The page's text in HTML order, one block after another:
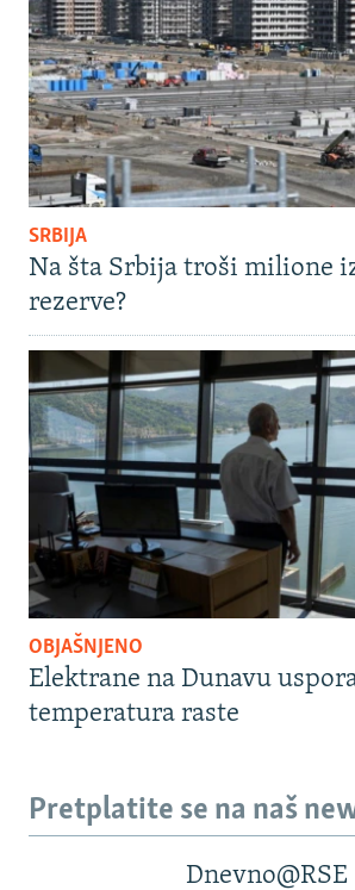
SRBIJA
Na šta Srbija troši milione
rezerve?
OBJAŠNJENO
Elektrane na Dunavu
temperatura raste
Pretplatite se na naš
Dnevno@RSE